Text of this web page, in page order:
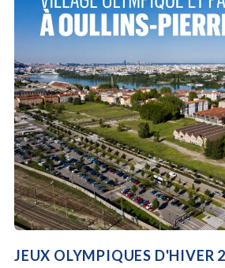
JEUX OLYMPIQUES D'HIVER